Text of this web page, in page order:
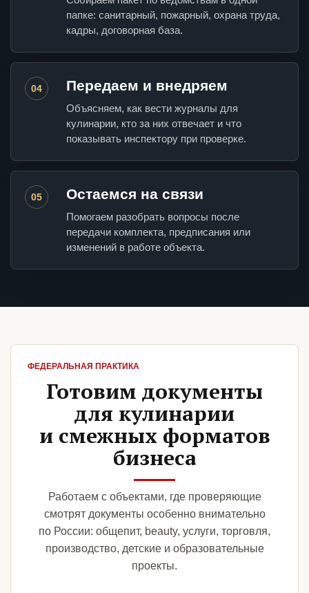
папке: санитарный, пожарный, охрана труда,
кадры, договорная база.
04 Передаем и внедряем
Объясняем, как вести журналы для
кулинарии, кто за них отвечает и что
показывать инспектору при проверке.
05 Остаемся на связи
Помогаем разобрать вопросы после
передачи комплекта, предписания или
изменений в работе объекта.
ФЕДЕРАЛЬНАЯ ПРАКТИКА
Готовим документы
для кулинарии
и смежных форматов
бизнеса
Работаем с объектами, где проверяющие
смотрят документы особенно внимательно
по России: общепит, beauty, услуги, торговля,
производство, детские и образовательные
проекты.